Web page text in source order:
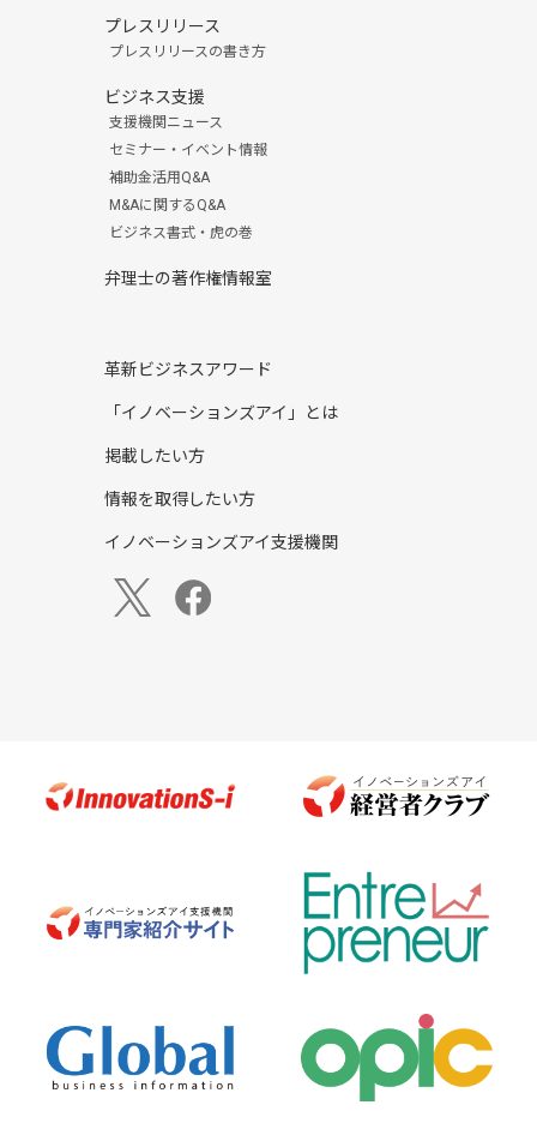
プレスリリース
プレスリリースの書き方
ビジネス支援
支援機関ニュース
セミナー・イベント情報
補助金活用Q&A
M&Aに関するQ&A
ビジネス書式・虎の巻
弁理士の著作権情報室
革新ビジネスアワード
「イノベーションズアイ」とは
掲載したい方
情報を取得したい方
イノベーションズアイ支援機関